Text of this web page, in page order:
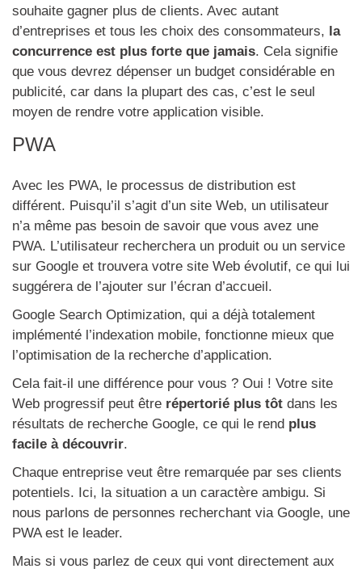
souhaite gagner plus de clients. Avec autant
d’entreprises et tous les choix des consommateurs, la
concurrence est plus forte que jamais. Cela signifie
que vous devrez dépenser un budget considérable en
publicité, car dans la plupart des cas, c’est le seul
moyen de rendre votre application visible.
PWA
Avec les PWA, le processus de distribution est
différent. Puisqu’il s’agit d’un site Web, un utilisateur
n’a même pas besoin de savoir que vous avez une
PWA. L’utilisateur recherchera un produit ou un service
sur Google et trouvera votre site Web évolutif, ce qui lui
suggérera de l’ajouter sur l’écran d’accueil.
Google Search Optimization, qui a déjà totalement
implémenté l’indexation mobile, fonctionne mieux que
l’optimisation de la recherche d’application.
Cela fait-il une différence pour vous ? Oui ! Votre site
Web progressif peut être répertorié plus tôt dans les
résultats de recherche Google, ce qui le rend plus
facile à découvrir.
Chaque entreprise veut être remarquée par ses clients
potentiels. Ici, la situation a un caractère ambigu. Si
nous parlons de personnes recherchant via Google, une
PWA est le leader.
Mais si vous parlez de ceux qui vont directement aux